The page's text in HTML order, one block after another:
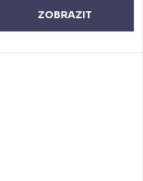
ZOBRAZIT